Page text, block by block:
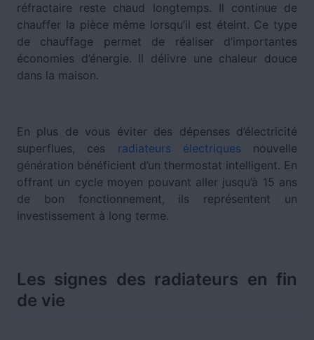
réfractaire reste chaud longtemps. Il continue de
chauffer la pièce même lorsqu’il est éteint. Ce type
de chauffage permet de réaliser d’importantes
économies d’énergie. Il délivre une chaleur douce
dans la maison.
En plus de vous éviter des dépenses d’électricité
superflues, ces radiateurs électriquesnouvelle
génération bénéficient d’un thermostat intelligent. En
offrant un cycle moyen pouvant aller jusqu’à 15 ans
de bon fonctionnement, ils représentent un
investissement à long terme.
Les signes des radiateurs en fin
de vie